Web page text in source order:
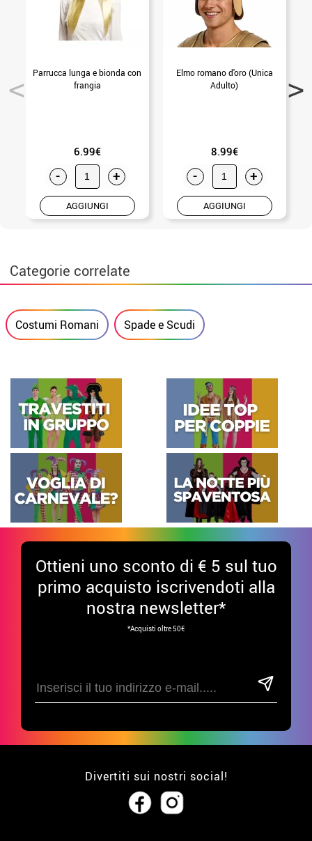
Parrucca lunga e bionda con
frangia
6.99€
- +
AGGIUNGI
Elmo romano d'oro (Unica
Adulto)
8.99€
- +
AGGIUNGI
Categorie correlate
Costumi Romani Spade e Scudi
Ottieni uno sconto di € 5 sul tuo
primo acquisto iscrivendoti alla
nostra newsletter*
*Acquisti oltre 50€
Divertiti sui nostri social!